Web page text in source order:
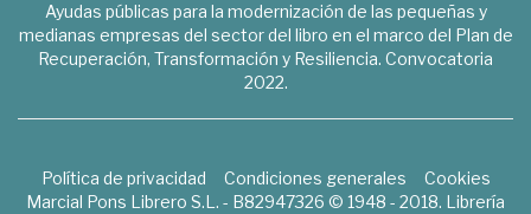
Ayudas públicas para la modernización de las pequeñas y
medianas empresas del sector del libro en el marco del Plan de
Recuperación, Transformación y Resiliencia. Convocatoria
2022.
Política de privacidad Condiciones generales
Cookies
Marcial Pons Librero S.L. - B82947326 © 1948 - 2018. Librería